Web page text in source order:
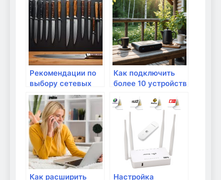
Рекомендации по
выбору сетевых
кабелей для дома
Как подключить
более 10 устройств
Как расширить Настройка